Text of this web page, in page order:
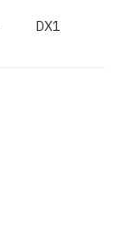
DX1